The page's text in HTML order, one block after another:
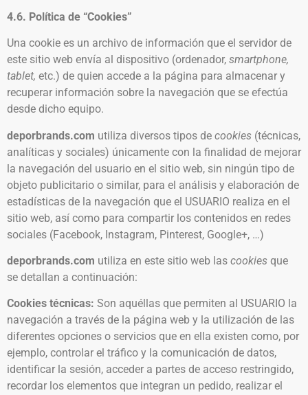
4.6. Política de “Cookies”
Una cookie es un archivo de información que el servidor de
este sitio web envía al dispositivo (ordenador, smartphone,
tablet, etc.) de quien accede a la página para almacenar y
recuperar información sobre la navegación que se efectúa
desde dicho equipo.
deporbrands.com utiliza diversos tipos de cookies (técnicas,
analíticas y sociales) únicamente con la finalidad de mejorar
la navegación del usuario en el sitio web, sin ningún tipo de
objeto publicitario o similar, para el análisis y elaboración de
estadísticas de la navegación que el USUARIO realiza en el
sitio web, así como para compartir los contenidos en redes
sociales (Facebook, Instagram, Pinterest, Google+, …)
deporbrands.com utiliza en este sitio web las cookies que
se detallan a continuación:
Cookies técnicas: Son aquéllas que permiten al USUARIO la
navegación a través de la página web y la utilización de las
diferentes opciones o servicios que en ella existen como, por
ejemplo, controlar el tráfico y la comunicación de datos,
identificar la sesión, acceder a partes de acceso restringido,
recordar los elementos que integran un pedido, realizar el